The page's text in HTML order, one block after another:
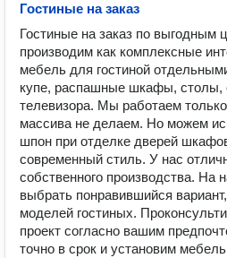
Гостиные на заказ
Гостиные на заказ по выгодным
производим как комплексные
мебель для гостиной
купе, распашные шкафы, столы,
телевизора. Мы работаем
массива не делаем. Но можем
шпон при отделке дверей
современный стиль. У нас
собственного производства.
выбрать понравившийся
моделей гостиных.
проект согласно вашим
точно в срок и установим